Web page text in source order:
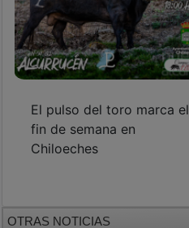
El pulso del toro marca el
fin de semana en
Chiloeches
OTRAS NOTICIAS